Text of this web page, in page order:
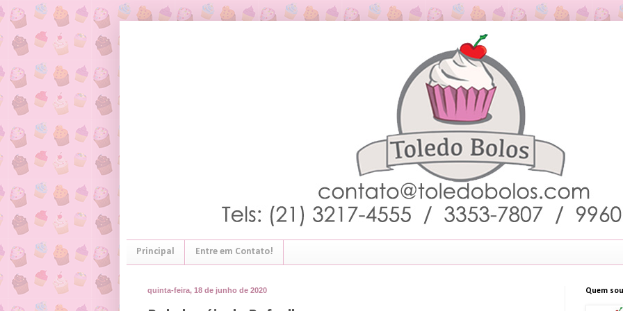
Principal Entre em Contato!
quinta-feira, 18 de junho de 2020 Quem